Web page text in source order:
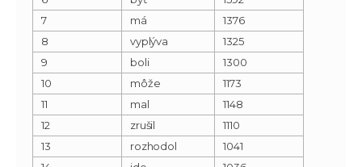
7
má
1376
8
vyplýva
1325
9
boli
1300
10
môže
1173
11
mal
1148
12
zrušil
1110
13
rozhodol
1041